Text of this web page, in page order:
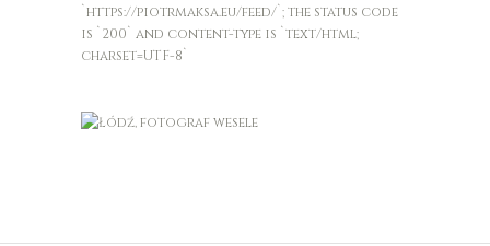
`https://piotrmaksa.eu/feed/`; the status code
is `200` and content-type is `text/html;
charset=UTF-8`